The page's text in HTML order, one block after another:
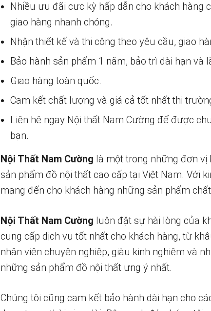
Nhiều ưu đãi cực kỳ hấp dẫn cho khách
giao hàng nhanh chóng.
Nhận thiết kế và thi công theo yêu cầu, giao
Bảo hành sản phẩm 1 năm, bảo trì dài hạn và
Giao hàng toàn quốc.
Cam kết chất lượng và giá cả tốt nhất thị
Liên hệ ngay Nội thất Nam Cường để được
bạn.
Nội Thất Nam Cường là một trong những đơn vị
sản phẩm đồ nội thất cao cấp tại Việt Nam. Với
mang đến cho khách hàng những sản phẩm
Nội Thất Nam Cường luôn đặt sự hài lòng của
cung cấp dịch vụ tốt nhất cho khách hàng, từ
nhân viên chuyên nghiệp, giàu kinh nghiệm và
những sản phẩm đồ nội thất ưng ý nhất.
Chúng tôi cũng cam kết bảo hành dài hạn cho